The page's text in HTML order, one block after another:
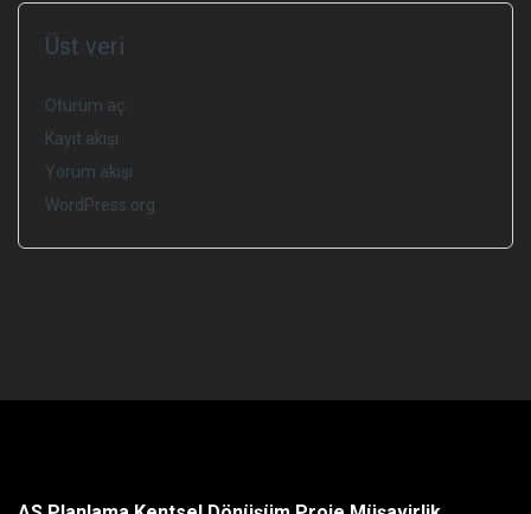
Üst veri
Oturum aç
Kayıt akışı
Yorum akışı
WordPress.org